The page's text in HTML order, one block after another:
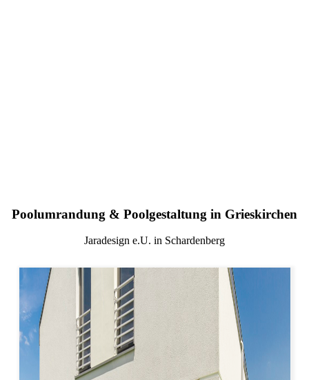
Poolumrandung & Poolgestaltung in Grieskirchen
Jaradesign e.U. in Schardenberg